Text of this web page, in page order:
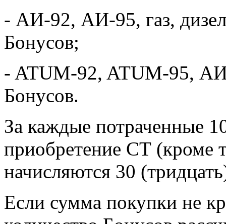
- АИ-92, АИ-95, газ,
Бонусов;
- ATUM-92, ATUM-95,
Бонусов.
За каждые потраченные
приобретение СТ (кроме
начисляются 30
Если сумма покупки не